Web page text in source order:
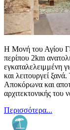
Η Μονή του Αγίου
περίπου 2km
εγκαταλελειμμένη
και λειτουργεί
Αποκόρωνα και
αρχιτεκτονικής του
Περισσότερα...